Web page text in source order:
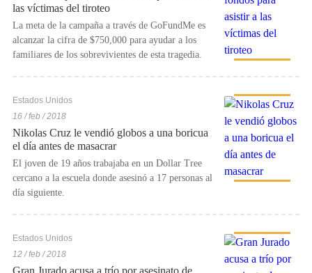
las víctimas del tiroteo
La meta de la campaña a través de GoFundMe es
alcanzar la cifra de $750,000 para ayudar a los
familiares de los sobrevivientes de esta tragedia.
Estados Unidos
16 / feb / 2018
Nikolas Cruz le vendió globos a una boricua
el día antes de masacrar
El joven de 19 años trabajaba en un Dollar Tree
cercano a la escuela donde asesinó a 17 personas al
día siguiente.
Estados Unidos
12 / feb / 2018
Gran Jurado acusa a trío por asesinato de